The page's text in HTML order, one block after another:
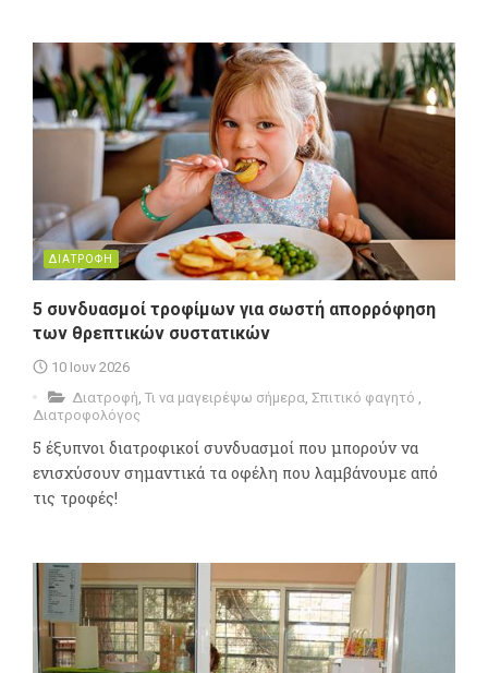
ΔΙΑΤΡΟΦΗ
5 συνδυασμοί τροφίμων για σωστή απορρόφηση
των θρεπτικών συστατικών
10 Ιουν 2026
Διατροφή, Τι να μαγειρέψω σήμερα, Σπιτικό φαγητό ,
Διατροφολόγος
5 έξυπνοι διατροφικοί συνδυασμοί που μπορούν να
ενισχύσουν σημαντικά τα οφέλη που λαμβάνουμε από
τις τροφές!